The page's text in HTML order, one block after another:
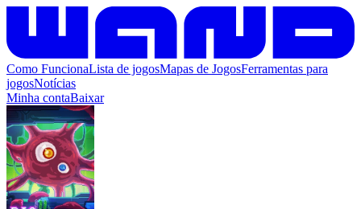
Como FuncionaLista de jogosMapas de JogosFerramentas para
jogosNotícias
Minha contaBaixar